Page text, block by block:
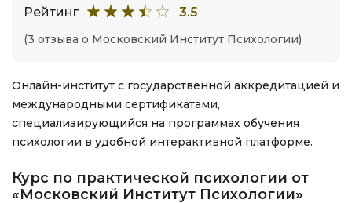
Рейтинг 3.5
(3 отзыва о Московский Институт Психологии)
Онлайн-институт с государственной аккредитацией и
международными сертификатами,
специализирующийся на программах обучения
психологии в удобной интерактивной платформе.
Курс по практической психологии от
«Московский Институт Психологии»